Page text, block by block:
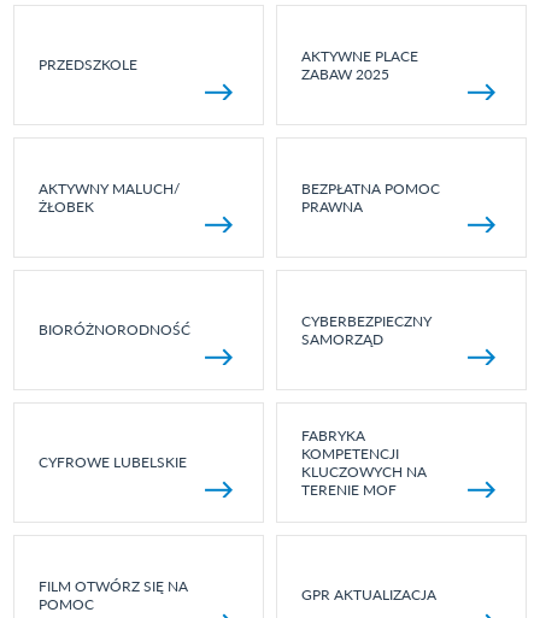
PRZEDSZKOLE
AKTYWNE PLACE
ZABAW 2025
AKTYWNY MALUCH/
ŻŁOBEK
BEZPŁATNA POMOC
PRAWNA
BIORÓŻNORODNOŚĆ
CYBERBEZPIECZNY
SAMORZĄD
CYFROWE LUBELSKIE
FABRYKA
KOMPETENCJI
KLUCZOWYCH NA
TERENIE MOF
FILM OTWÓRZ SIĘ NA
POMOC
GPR AKTUALIZACJA